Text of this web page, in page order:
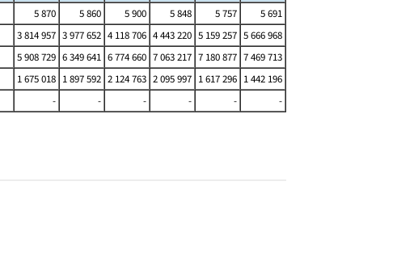
5 870 5 860 5 900 5 848 5 757
5 691
3 814 957 3 977 652 4 118 706 4 443 220 5 159 257 5 666 968
5 908 729 6 349 641 6 774 660 7 063 217 7 180 877 7 469 713
1 675 018 1 897 592 2 124 763 2 095 997 1 617 296 1 442 196
- - - - - -